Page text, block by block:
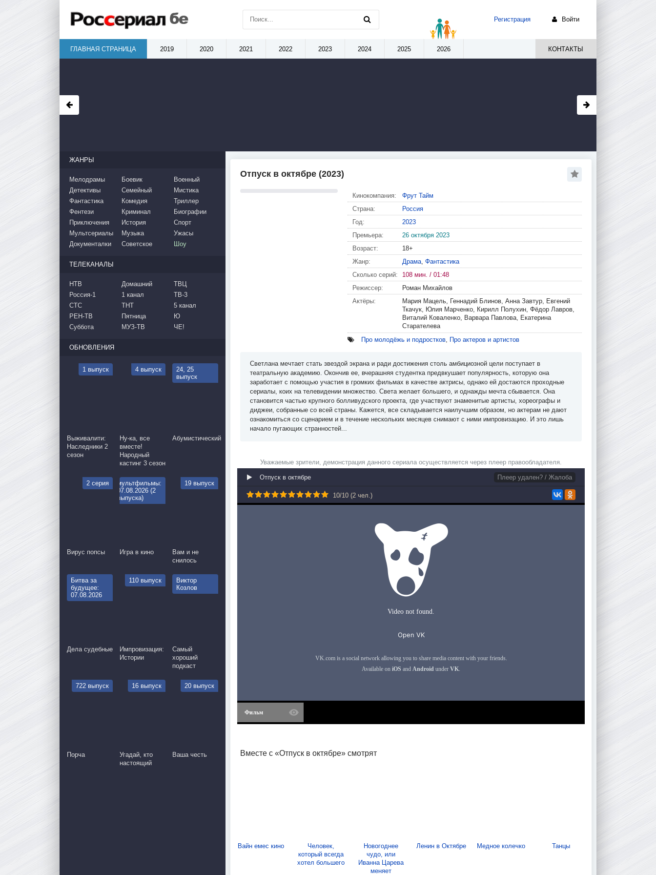
Отпуск в октябре (2023)
Кинокомпания:
Фрут Тайм
Страна:
Россия
Год:
2023
Премьера:
26 октября 2023
Возраст:
18+
Жанр:
Драма, Фантастика
Сколько серий:
108 мин. / 01:48
Режиссер:
Роман Михайлов
Актёры:
Мария Мацель, Геннадий Блинов, Анна Завтур, Евгений
Ткачук, Юлия Марченко, Кирилл Полухин, Фёдор Лавров,
Виталий Коваленко, Варвара Павлова, Екатерина
Старателева
Про молодёжь и подростков, Про актеров и артистов
Светлана мечтает стать звездой экрана и ради достижения столь амбициозной цели поступает в
театральную академию. Окончив ее, вчерашняя студентка предвкушает популярность, которую она
заработает с помощью участия в громких фильмах в качестве актрисы, однако ей достаются проходные
сериалы, коих на телевидении множество. Света желает большего, и однажды мечта сбывается. Она
становится частью крупного болливудского проекта, где участвуют знаменитые артисты, хореографы и
диджеи, собранные со всей страны. Кажется, все складывается наилучшим образом, но актерам не дают
ознакомиться со сценарием и в течение нескольких месяцев снимают с ними импровизацию. И это лишь
начало пугающих странностей...
Уважаемые зрители, демонстрация данного сериала осуществляется через плеер правообладателя.
Отпуск в октябре Плеер удален? / Жалоба
10/10 (2 чел.)
Фильм
Вместе с «Отпуск в октябре» смотрят
Вайн емес кино
Человек,
который всегда
хотел большего
Новогоднее
чудо, или
Иванна Царева
меняет
Ленин в Октябре Медное колечко Танцы
ЖАНРЫ
Мелодрамы
Детективы
Фантастика
Боевик
Семейный
Комедия
Военный
Мистика
Триллер
Фентези
Приключения
Мультсериалы
Документалки
Криминал
История
Музыка
Советское
Биографии
Спорт
Ужасы
Шоу
ТЕЛЕКАНАЛЫ
НТВ
Россия-1
СТС
РЕН-ТВ
Суббота
Домашний
1 канал
ТНТ
Пятница
МУЗ-ТВ
ТВЦ
ТВ-3
5 канал
Ю
ЧЕ!
ОБНОВЛЕНИЯ
1 выпуск
Выживалити:
Наследники 2
сезон
4 выпуск
Ну-ка, все
вместе!
Народный
кастинг 3 сезон
24, 25
выпуск
Абумистический
2 серия
Вирус попсы
мультфильмы:
07.08.2026 (2
выпуска)
Игра в кино
19 выпуск
Вам и не
снилось
Битва за
будущее:
07.08.2026
Дела судебные
110 выпуск
Импровизация:
Истории
Виктор
Козлов
Самый
хороший
подкаст
722 выпуск
Порча
16 выпуск
Угадай, кто
настоящий
20 выпуск
Ваша честь
Регистрация Войти
ГЛАВНАЯ СТРАНИЦА 2019 2020 2021 2022 2023 2024 2025 2026 КОНТАКТЫ